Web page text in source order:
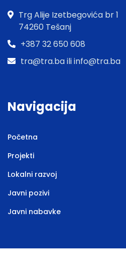
Trg Alije Izetbegovića br 1
74260 Tešanj
+387 32 650 608
tra@tra.ba ili info@tra.ba
Navigacija
Početna
Projekti
Lokalni razvoj
Javni pozivi
Javni nabavke